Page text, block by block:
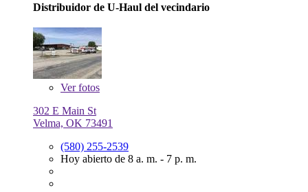
Distribuidor de U-Haul del vecindario
Verfotos
302 E Main St
Velma, OK 73491
(580) 255-2539
Hoy abierto de 8 a. m. - 7 p. m.